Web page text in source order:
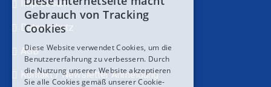
Impressum
Datenschutz
AGB
Kontakt / Newsletter Anmeldung
Gebrauch von Tracking
Cookies
Diese Website verwendet Cookies, um die
Benutzererfahrung zu verbessern. Durch
die Nutzung unserer Website akzeptieren
Sie alle Cookies gemäß unserer Cookie-